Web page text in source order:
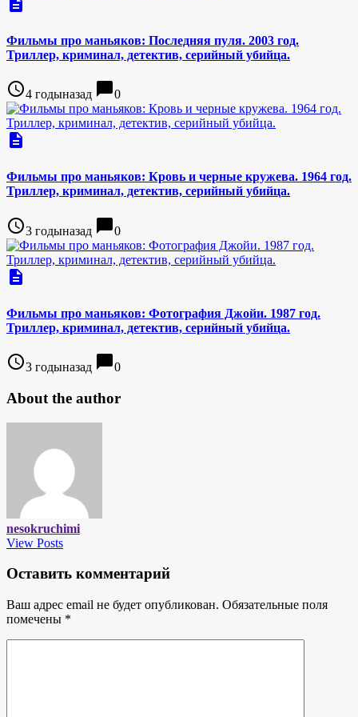
Фильмы про маньяков: Последняя пуля. 2003 год.
Триллер, криминал, детектив, серийный убийца.
access_time4 годыназад chat_bubble0
description
Фильмы про маньяков: Кровь и черные кружева. 1964 год.
Триллер, криминал, детектив, серийный убийца.
access_time3 годыназад chat_bubble0
description
Фильмы про маньяков: Фотография Джойи. 1987 год.
Триллер, криминал, детектив, серийный убийца.
access_time3 годыназад chat_bubble0
About the author
nesokruchimi
View Posts
Оставить комментарий
Ваш адрес email не будет опубликован. Обязательные поля
помечены *